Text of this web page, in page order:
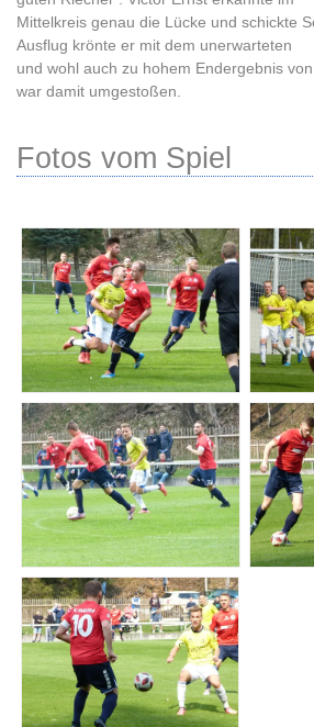
Mittelkreis genau die Lücke und schickte
Ausflug krönte er mit dem unerwarteten
und wohl auch zu hohem Endergebnis
war damit umgestoßen.
Fotos vom Spiel